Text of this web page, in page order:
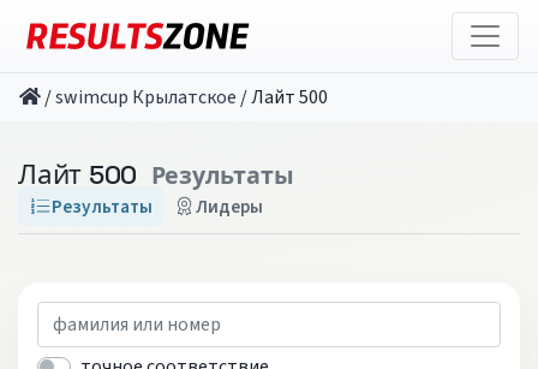
/swimcup Крылатское /Лайт 500
Лайт 500 Результаты
Результаты Лидеры